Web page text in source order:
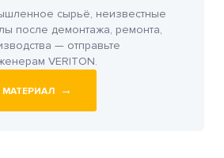
сырьё, неизвестные
после демонтажа, ремонта,
— отправьте
VERITON.
→